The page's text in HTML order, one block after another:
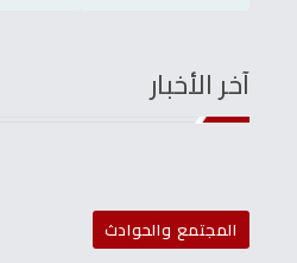
آخر الأخبار
المجتمع والحوادث